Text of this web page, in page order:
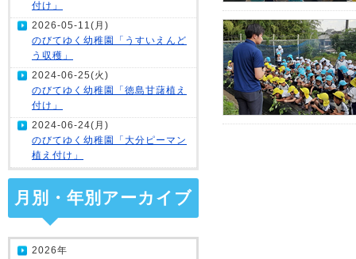
付け」
2026-05-11(月)
のびてゆく幼稚園「うすいえんど
う収穫」
2024-06-25(火)
のびてゆく幼稚園「徳島甘藷植え
付け」
2024-06-24(月)
のびてゆく幼稚園「大分ピーマン
植え付け」
月別・年別アーカイブ
2026年